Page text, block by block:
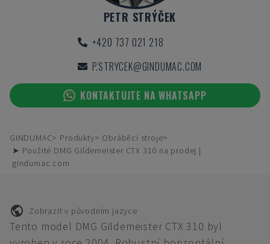
PETR STRÝČEK
+420 737 021 218
P.STRYCEK@GINDUMAC.COM
KONTAKTUJTE NA WHATSAPP
GINDUMAC Produkty
Obráběcí stroje
➤ Použité DMG Gildemeister CTX 310 na prodej |
gindumac.com
Zobrazit v původním jazyce
Tento model DMG Gildemeister CTX 310 byl